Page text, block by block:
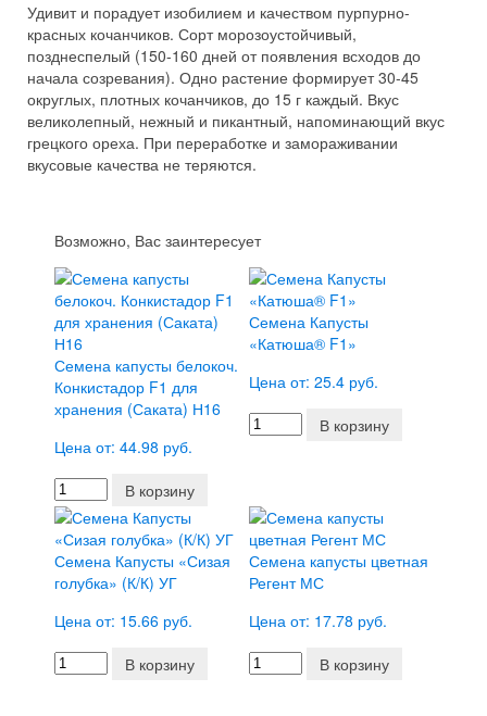
Удивит и порадует изобилием и качеством пурпурно-
красных кочанчиков. Сорт морозоустойчивый,
позднеспелый (150-160 дней от появления всходов до
начала созревания). Одно растение формирует 30-45
округлых, плотных кочанчиков, до 15 г каждый. Вкус
великолепный, нежный и пикантный, напоминающий вкус
грецкого ореха. При переработке и замораживании
вкусовые качества не теряются.
Возможно, Вас заинтересует
Семена капусты белокоч.
Конкистадор F1 для
хранения (Саката) Н16
Цена от: 44.98 руб.
В корзину
Семена Капусты
«Катюша® F1»
Цена от: 25.4 руб.
В корзину
Семена Капусты «Сизая
голубка» (К/К) УГ
Цена от: 15.66 руб.
В корзину
Семена капусты цветная
Регент МС
Цена от: 17.78 руб.
В корзину